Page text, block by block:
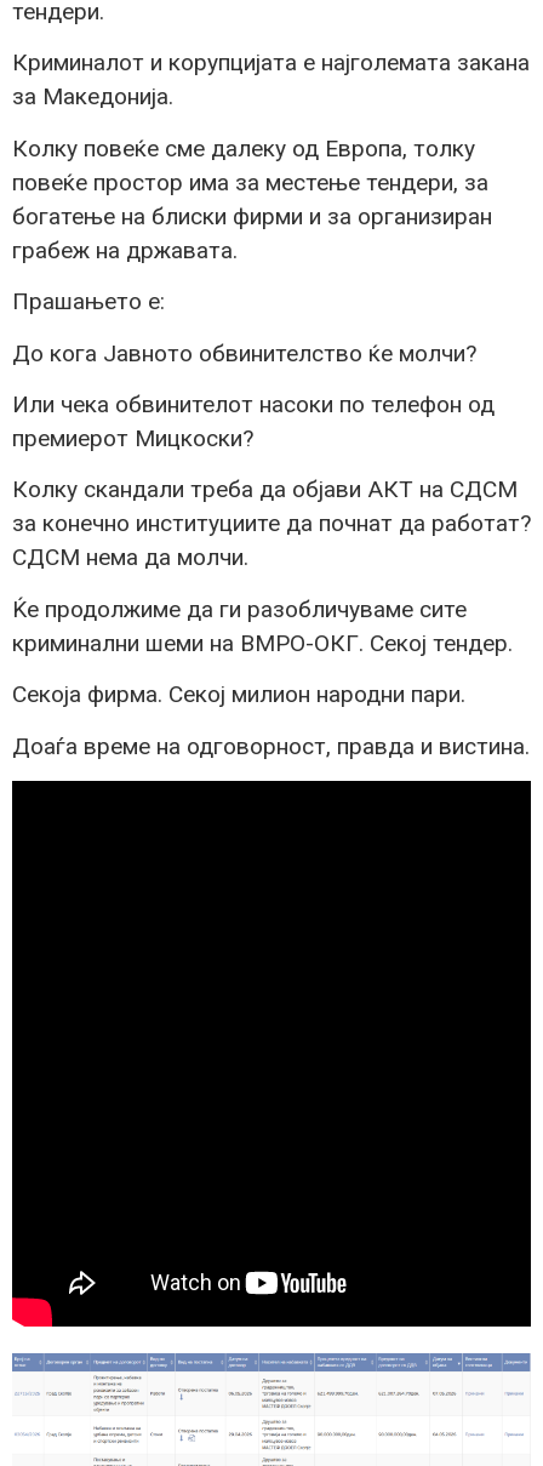
тендери.
Криминалот и корупцијата е најголемата закана
за Македонија.
Колку повеќе сме далеку од Европа, толку
повеќе простор има за местење тендери, за
богатење на блиски фирми и за организиран
грабеж на државата.
Прашањето е:
До кога Јавното обвинителство ќе молчи?
Или чека обвинителот насоки по телефон од
премиерот Мицкоски?
Колку скандали треба да објави АКТ на СДСМ
за конечно институциите да почнат да работат?
СДСМ нема да молчи.
Ќе продолжиме да ги разобличуваме сите
криминални шеми на ВМРО-ОКГ. Секој тендер.
Секоја фирма. Секој милион народни пари.
Доаѓа време на одговорност, правда и вистина.